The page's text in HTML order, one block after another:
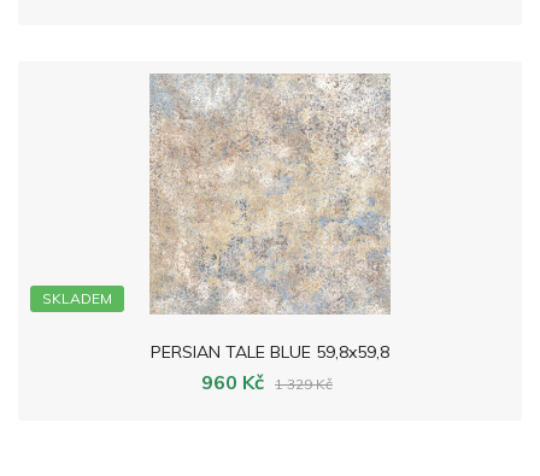
SKLADEM
PERSIAN TALE BLUE 59,8x59,8
960 Kč 1 329 Kč